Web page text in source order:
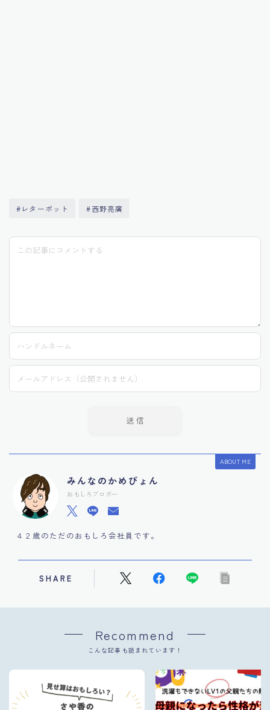
#レターポット #西野亮廣
ABOUT ME
みんなのかめぴょん
おもしろブロガー
４２歳のただのおもしろ会社員です。
SHARE
Recommend
こんな記事も読まれています！